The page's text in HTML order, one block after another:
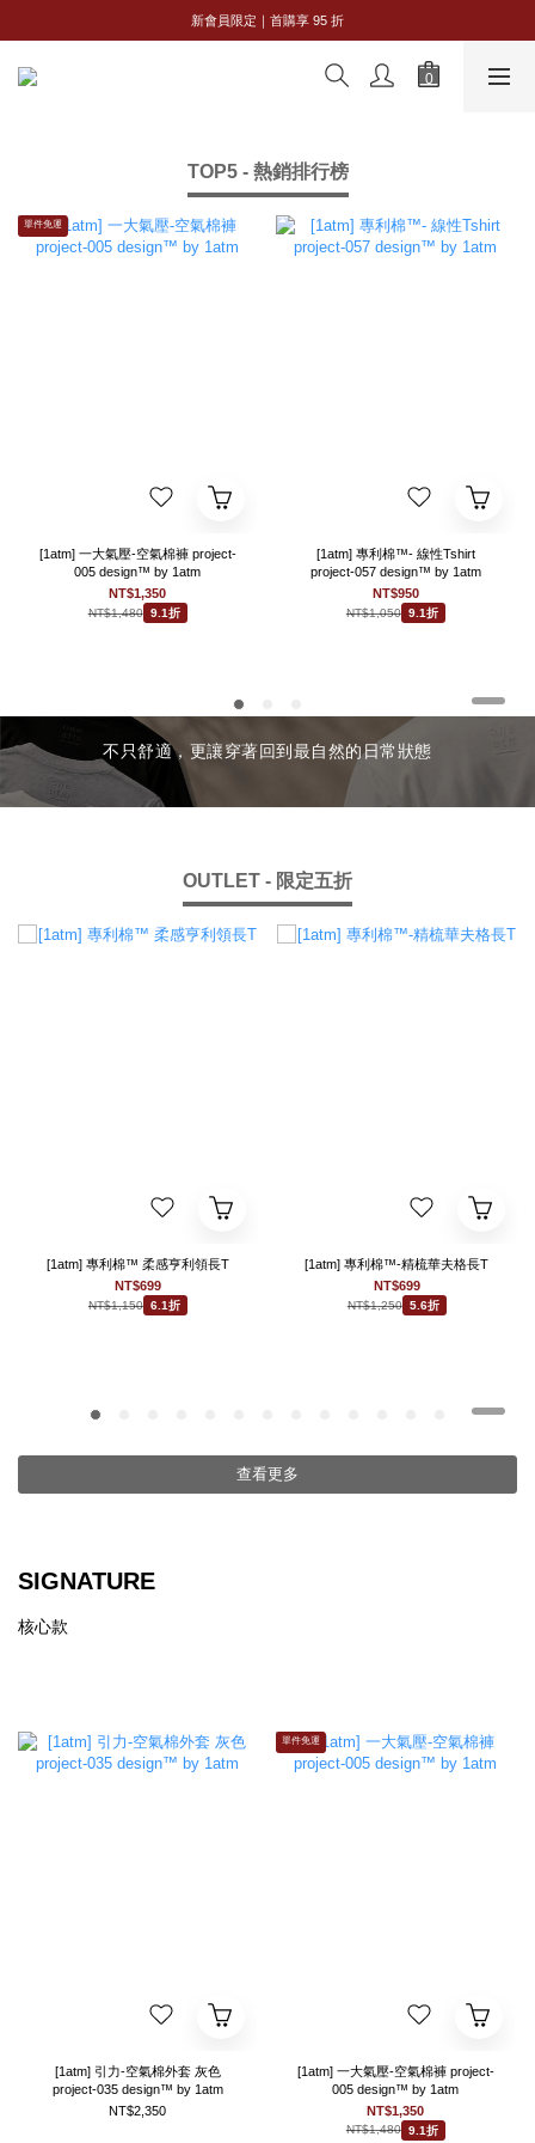
全館購物滿 NT$2,500｜享免運
新會員限定｜首購享 95 折
全館購物滿 NT$2,500｜享免運
TOP5 - 熱銷排行榜
單件免運
[1atm] 一大氣壓-空氣棉褲 project-
005 design™ by 1atm
NT$1,350
NT$1,480 9.1折
[1atm] 專利棉™- 線性Tshirt
project-057 design™ by 1atm
NT$950
NT$1,050 9.1折
不只舒適，更讓穿著回到最自然的日常狀態
OUTLET - 限定五折
[1atm] 專利棉™ 柔感亨利領長T
NT$699
NT$1,150 6.1折
[1atm] 專利棉™-精梳華夫格長T
NT$699
NT$1,250 5.6折
查看更多
SIGNATURE
核心款
[1atm] 引力-空氣棉外套 灰色
project-035 design™ by 1atm
NT$2,350
單件免運
[1atm] 一大氣壓-空氣棉褲 project-
005 design™ by 1atm
NT$1,350
NT$1,480 9.1折